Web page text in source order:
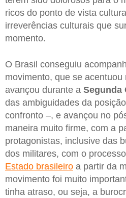
ricos do ponto de vista
irreverências culturais que
momento.
O Brasil conseguiu
movimento, que se acentuou
avançou durante a Segunda
das ambiguidades da
confronto –, e avançou no
maneira muito firme, com a
protagonistas, inclusive das
dos militares, com o
Estado brasileiro a partir da
movimento foi muito
tinha atraso, ou seja, a